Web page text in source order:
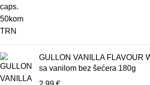
GULLON VANILLA FLAVOUR
sa vanilom bez šećera 180g